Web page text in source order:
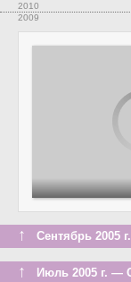
2010
2009
↑ Сентябрь 2005 г.
↑ Июль 2005 г. —